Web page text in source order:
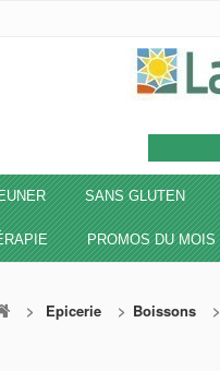
SANS GLUTEN
PROMOS DU MOIS
> Epicerie > Boissons >